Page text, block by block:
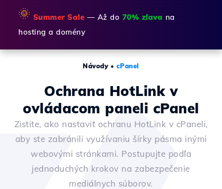
🌞 Summer Sale — Až do 70% zľava na
hosting a domény
Návody• cPanel
Ochrana HotLink v
ovládacom paneli cPanel
Zistite, ako nastaviť ochranu HotLink v cPaneli,
aby ste zabránili využívaniu šírky pásma inými
webovými stránkami. Postupujte podľa
jednoduchých krokov na zabezpečenie
mediálnych súborov.